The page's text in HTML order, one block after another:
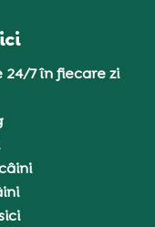
7 în fiecare zi